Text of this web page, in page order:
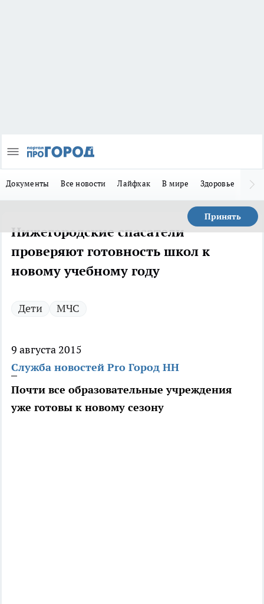
Документы Все новости Лайфхак В мире Здоровье
Принять
Нижегородские спасатели
проверяют готовность школ к
новому учебному году
Дети МЧС
9 августа 2015
Служба новостей Pro Город НН
Почти все образовательные учреждения
уже готовы к новому сезону